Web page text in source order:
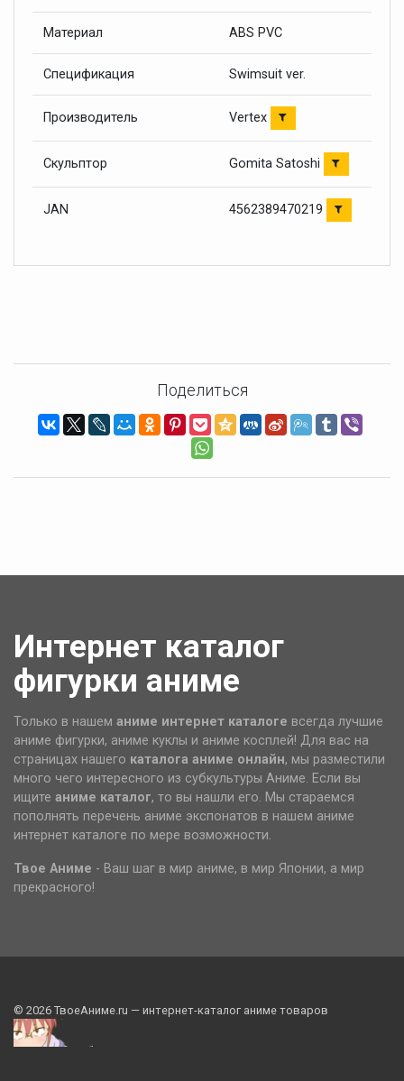
Материал ABS PVC
Спецификация Swimsuit ver.
Производитель Vertex
Скульптор Gomita Satoshi
JAN 4562389470219
Поделиться
Интернет каталог
фигурки аниме
Только в нашем аниме интернет каталоге всегда лучшие
аниме фигурки, аниме куклы и аниме косплей! Для вас на
страницах нашего каталога аниме онлайн, мы разместили
много чего интересного из субкультуры Аниме. Если вы
ищите аниме каталог, то вы нашли его. Мы стараемся
пополнять перечень аниме экспонатов в нашем аниме
интернет каталоге по мере возможности.
Твое Аниме - Ваш шаг в мир аниме, в мир Японии, а мир
прекрасного!
© 2026 ТвоеАниме .ru — интернет-каталог аниме товаров